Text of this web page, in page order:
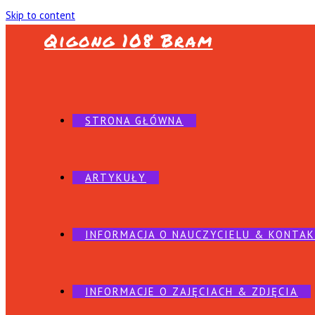
Skip to content
Qigong 108 Bram
STRONA GŁÓWNA
ARTYKUŁY
INFORMACJA O NAUCZYCIELU &
INFORMACJE O ZAJĘCIACH & ZDJĘCIA